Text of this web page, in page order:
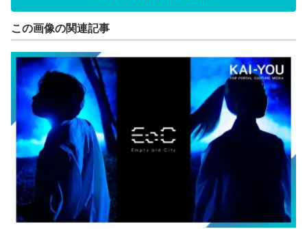
この画像の関連記事